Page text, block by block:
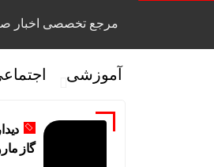
مرجع تخصصی اخبار
آموزشی
گاز